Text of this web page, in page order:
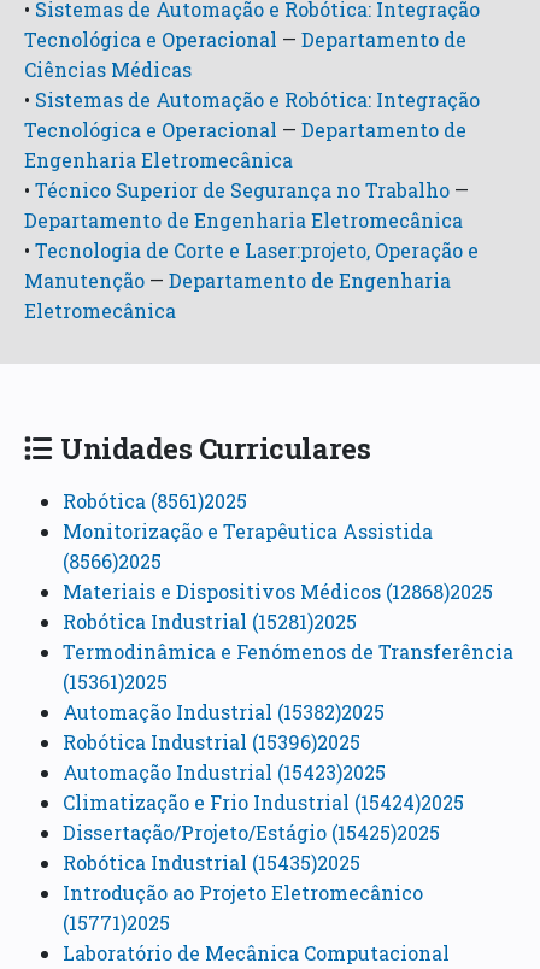
• Sistemas de Automação e Robótica: Integração
Tecnológica e Operacional —Departamento de
Ciências Médicas
• Sistemas de Automação e Robótica: Integração
Tecnológica e Operacional —Departamento de
Engenharia Eletromecânica
•Técnico Superior de Segurança no Trabalho —
Departamento de Engenharia Eletromecânica
•Tecnologia de Corte e Laser:projeto, Operação e
Manutenção —Departamento de Engenharia
Eletromecânica
Unidades Curriculares
Robótica (8561)2025
Monitorização e Terapêutica Assistida
(8566)2025
Materiais e Dispositivos Médicos (12868)2025
Robótica Industrial (15281)2025
Termodinâmica e Fenómenos de Transferência
(15361)2025
Automação Industrial (15382)2025
Robótica Industrial (15396)2025
Automação Industrial (15423)2025
Climatização e Frio Industrial (15424)2025
Dissertação/Projeto/Estágio (15425)2025
Robótica Industrial (15435)2025
Introdução ao Projeto Eletromecânico
(15771)2025
Laboratório de Mecânica Computacional